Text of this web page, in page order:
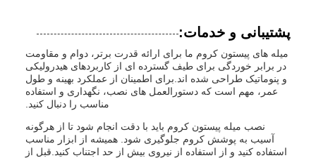
پشتیبانی و خدمات:
میله های پیستون کروم ما برای ارائه قدرت برتر، دوام و مقاومت
در برابر خوردگی برای طیف گسترده ای از کاربردهای هیدرولیکی
و پنوماتیک طراحی شده اند.برای اطمینان از عملکرد بهینه و طول
عمر، مهم است که دستورالعمل های نصب، نگهداری و استفاده
مناسب را دنبال کنید.
نصب میله پیستون کروم باید با دقت انجام شود تا از هرگونه
آسیب به پوشش کروم جلوگیری شود. همیشه از ابزار مناسب
استفاده کنید و از استفاده از نیروی بیش از حد اجتناب کنید.قبل از